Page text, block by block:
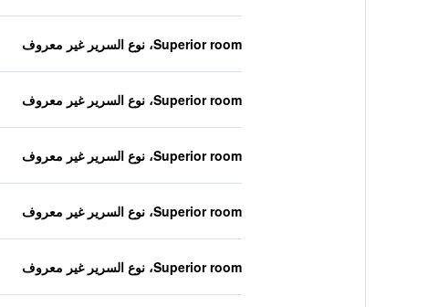
Superior room، نوع السرير غير معروف
Superior room، نوع السرير غير معروف
Superior room، نوع السرير غير معروف
Superior room، نوع السرير غير معروف
Superior room، نوع السرير غير معروف